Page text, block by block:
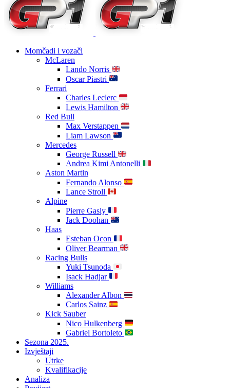
Momčadi i vozači
McLaren
Lando Norris
Oscar Piastri
Ferrari
Charles Leclerc
Lewis Hamilton
Red Bull
Max Verstappen
Liam Lawson
Mercedes
George Russell
Andrea Kimi Antonelli
Aston Martin
Fernando Alonso
Lance Stroll
Alpine
Pierre Gasly
Jack Doohan
Haas
Esteban Ocon
Oliver Bearman
Racing Bulls
Yuki Tsunoda
Isack Hadjar
Williams
Alexander Albon
Carlos Sainz
Kick Sauber
Nico Hulkenberg
Gabriel Bortoleto
Sezona 2025.
Izvještaji
Utrke
Kvalifikacije
Analiza